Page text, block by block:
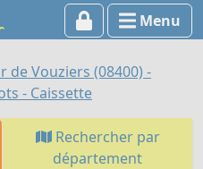
Menu
Vouziers (08400) -
- Caissette
Rechercher par
département